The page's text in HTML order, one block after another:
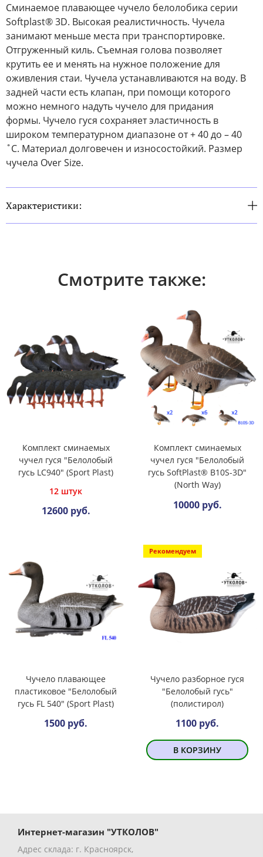
Сминаемое плавающее чучело белолобика серии
Softplast® 3D. Высокая реалистичность. Чучела
занимают меньше места при транспортировке.
Отгруженный киль. Съемная голова позволяет
крутить ее и менять на нужное положение для
оживления стаи. Чучела устанавливаются на воду. В
задней части есть клапан, при помощи которого
можно немного надуть чучело для придания
формы. Чучело гуся сохраняет эластичность в
широком температурном диапазоне от + 40 до – 40
˚С. Материал долговечен и износостойкий. Размер
чучела Over Size.
Характеристики:
Смотрите также:
Комплект сминаемых
чучел гуся "Белолобый
гусь LC940" (Sport Plast)
12 штук
12600 руб.
Комплект сминаемых
чучел гуся "Белолобый
гусь SoftPlast® B10S-3D"
(North Way)
10000 руб.
Чучело плавающее
пластиковое "Белолобый
гусь FL 540" (Sport Plast)
1500 руб.
Рекомендуем
Чучело разборное гуся
"Белолобый гусь"
(полистирол)
1100 руб.
В КОРЗИНУ
Интернет-магазин "УТКОЛОВ"
Адрес склада: г. Красноярск,